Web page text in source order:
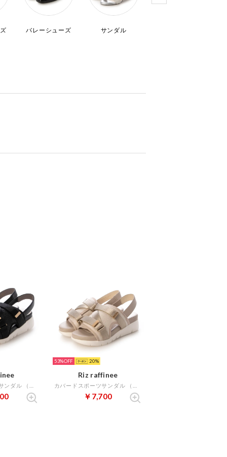
バレーシューズ サンダル
53% 20
Riz raffinee
￥7,700